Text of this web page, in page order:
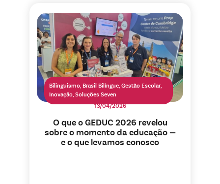
13/04/2026
O que o GEDUC 2026 revelou
sobre o momento da educação —
e o que levamos conosco
Bilinguismo, Brasil Bilíngue, Gestão Escolar,
Inovação, Soluções Seven